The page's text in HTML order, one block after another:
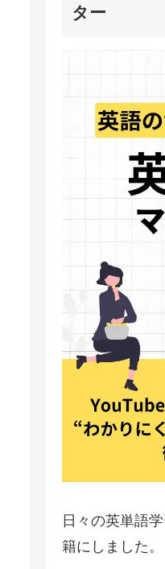
ター
日々の英単語
籍にしました。